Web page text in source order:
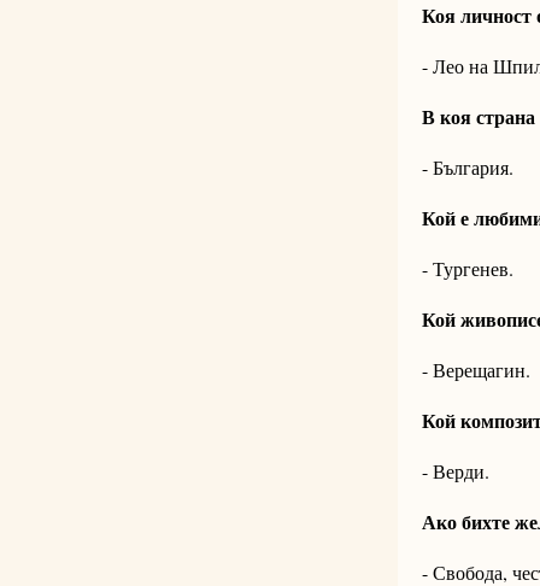
Коя личност
- Лео на
В коя страна
- България.
Кой е
- Тургенев.
Кой
- Верещагин.
Кой
- Верди.
Ако бихте
- Свобода,